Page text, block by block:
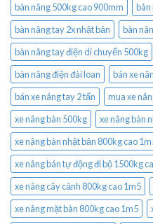
bàn nâng 500kg cao 900mm bàn
bàn nâng tay 2x nhật bản
bàn
bàn nâng tay điện di chuyển 500kg
bàn nâng điện đài loan
bán xe
bán xe nâng tay 2 tấn
mua xe
xe nâng bàn 500kg
xe nâng bàn
xe nâng bàn nhật bản 800kg cao
xe nâng bán tự động đi bộ 1500kg
xe nâng cây cảnh 800kg cao 1m5
xe nâng mặt bàn 800kg cao 1m5